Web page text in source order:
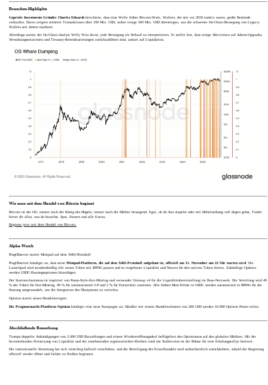
Branchen-Highlights
Capriole Investments Gründer Charles Edwardsberichtete, dass eine Welle früher Bitcoin-Wale, Wallets, die seit vor 2018 inaktiv waren, große Bestände
verkaufen. Daten zeigten mehrere Transaktionen über 100 Mio. USD, wobei einige 500 Mio. USD überstiegen, was die schwerste On-Chain-Bewegung von Legacy-
Wallets seit Jahren markiert.
Allerdings warnte der On-Chain-Analyst Willy Woo davor, jede Bewegung als Verkauf zu interpretieren. Er stellte fest, dass einige Aktivitäten auf Adress-Upgrades,
Verwahrungsrotationen und Treasury-Restrukturierungen zurückzuführen sind, anstatt auf Liquidation.
Wie man mit dem Handel von Bitcoin beginnt
Bitcoin ist der OG: immer noch der König des Hügels, immer noch die Märkte bewegend. Egal, ob du Sats stapelst oder mit Hebelwirkung voll degen gehst, Toobit
bietet dir alles, was du brauchst. Spot, Futures und alle Extras.
Beginne jetzt mit dem Handel von Bitcoin.
Alpha-Watch
PingObserver startet Mintpad auf dem X402-Protokoll
PingObserver kündigte an, dass seine Mintpad-Plattform, die auf dem X402-Protokoll aufgebaut ist, offiziell am 11. November um 22 Uhr starten wird. Die
Launchpad wird standardmäßig alle neuen Token mit $PING paaren und so eingebaute Liquidität und Nutzen für den nativen Token bieten. Zukünftige Updates
werden USDC-Paarungsoptionen hinzufügen.
Der Startmechanismus ist inspiriert von Pump-Style-Fair-Minting und verwendet Uniswap v4 für die Liquiditätsbereitstellung im Base-Netzwerk. Die Verteilung wird 49
% der Token für Fair-Minting, 49 % für automatisierte LP und 2 % für Entwickler zuweisen. Alle frühen Mint-Erlöse in USDC werden automatisch in $PING für die
Paarung umgewandelt, um die Integration des Ökosystems zu vertiefen.
Opinion startet neues Handelsereignis
Die Prognosemarkt-Plattform Opinionkündigte eine neue Kampagne an: Händler mit einem Handelsvolumen von 200 USD werden 10.000 Opinion Points teilen.
Abschließende Bemerkung
Trumps doppelte Ankündigungen von 2.000 USD Barzahlungen und einem Wiedereröffnungsdeal beflügelten den Optimismus auf den globalen Märkten. Mit der
bevorstehenden Freisetzung von Liquidität und der zunehmenden regulatorischen Klarheit rund um Stablecoins ist die Bühne für eine Erholungsrallye bereitet.
Die institutionelle Stimmung hat sich vorsichtig bullisch verschoben, und die Beteiligung des Einzelhandels wird wahrscheinlich zurückkehren, sobald die Regierung
offiziell wieder öffnet und Gelder zu fließen beginnen.